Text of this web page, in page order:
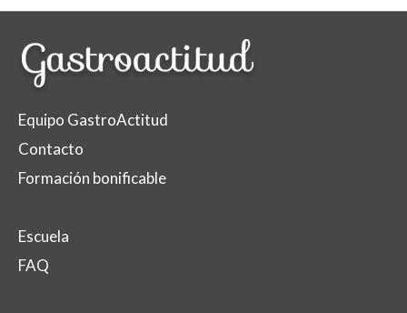
Equipo GastroActitud
Contacto
Formación bonificable
Escuela
FAQ